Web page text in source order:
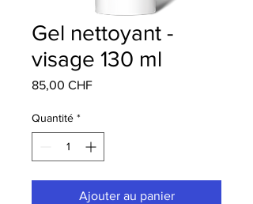
Gel nettoyant -
visage 130 ml
85,00 CHFPrix
Quantité *
Ajouter au panier